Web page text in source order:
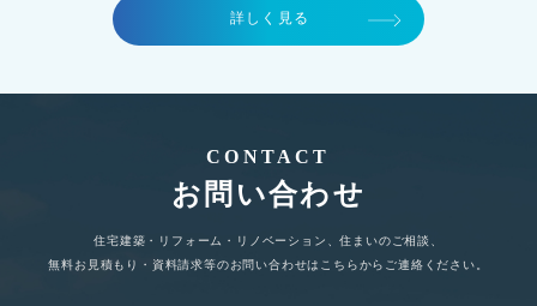
詳しく見る
CONTACT
お問い合わせ
住宅建築・リフォーム・リノベーション、住まいのご相談、
無料お見積もり・資料請求等のお問い合わせはこちらからご連絡ください。